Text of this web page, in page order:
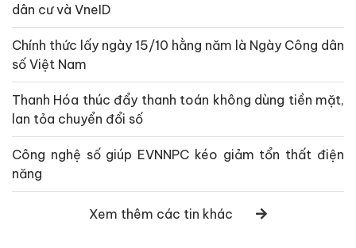
dân cư và VneID
Chính thức lấy ngày 15/10 hằng năm là Ngày Công dân
số Việt Nam
Thanh Hóa thúc đẩy thanh toán không dùng tiền mặt,
lan tỏa chuyển đổi số
Công nghệ số giúp EVNNPC kéo giảm tổn thất điện
năng
Xem thêm các tin khác